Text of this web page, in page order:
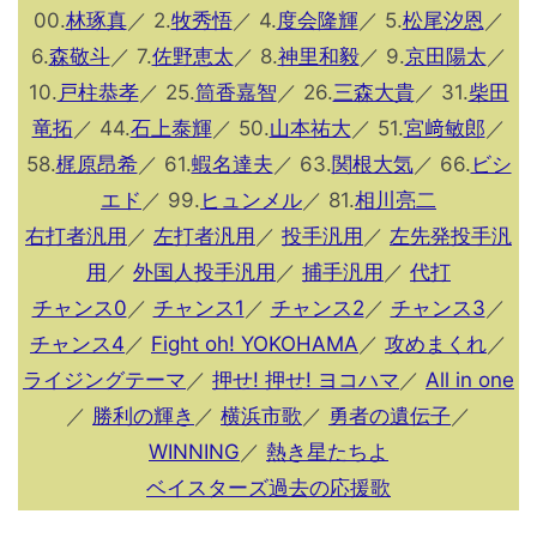
00.林琢真／ 2.牧秀悟／ 4.度会隆輝／ 5.松尾汐恩 ／
6.森敬斗／ 7.佐野恵太 ／ 8.神里和毅／ 9.京田陽太 ／
10. 戸柱恭孝／ 25.筒香嘉智 ／ 26.三森大貴／ 31.柴田
竜拓 ／ 44.石上泰輝／ 50.山本祐大 ／ 51.宮﨑敏郎 ／
58.梶原昂希／ 61.蝦名達夫 ／ 63.関根大気／ 66. ビシ
エド ／ 99. ヒュンメル／ 81.相川亮二
右打者汎用 ／ 左打者汎用 ／ 投手汎用 ／ 左先発投手汎
用 ／ 外国人投手汎用 ／ 捕手汎用 ／ 代打
チャンス0 ／ チャンス1 ／ チャンス2 ／ チャンス3 ／
チャンス4 ／ Fight oh! YOKOHAMA ／ 攻めまくれ／
ライジングテーマ ／ 押せ! 押せ! ヨコハマ ／ All in one
／ 勝利の輝き ／ 横浜市歌 ／ 勇者の遺伝子 ／
WINNING ／ 熱き星たちよ
ベイスターズ過去の応援歌